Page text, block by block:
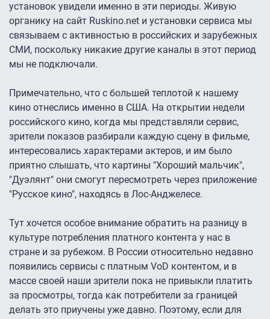
установок увидели именно в эти периоды. Живую
органику на сайт Ruskino.net и установки сервиса мы
связываем с активностью в российских и зарубежных
СМИ, поскольку никакие другие каналы в этот период
мы не подключали.
Примечательно, что с большей теплотой к нашему
кино отнеслись именно в США. На открытии недели
российского кино, когда мы представляли сервис,
зрители показов разбирали каждую сцену в фильме,
интересовались характерами актеров, и им было
приятно слышать, что картины "Хороший мальчик",
"Дуэлянт" они смогут пересмотреть через приложение
"Русское кино", находясь в Лос-Анджелесе.
Тут хочется особое внимание обратить на разницу в
культуре потребления платного контента у нас в
стране и за рубежом. В России относительно недавно
появились сервисы с платным VoD контентом, и в
массе своей наши зрители пока не привыкли платить
за просмотры, тогда как потребители за границей
делать это приучены уже давно. Поэтому, если для